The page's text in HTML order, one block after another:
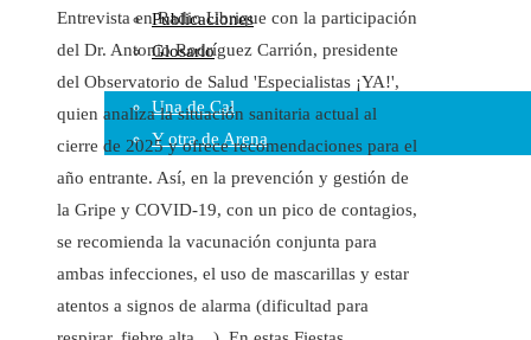
Humor
Cal y Arena
Una de Cal
Y otra de Arena
Noticias Sanitarias
Enlaces
Publicaciones
Glosario
Entrevista en Radio Ubrique con la participación
del Dr. Antonio Rodríguez Carrión, presidente
del Observatorio de Salud 'Especialistas ¡YA!',
quien analiza la situación sanitaria actual al
cierre de 2025 y ofrece recomendaciones para el
año entrante. Así, en la prevención y gestión de
la Gripe y COVID-19, con un pico de contagios,
se recomienda la vacunación conjunta para
ambas infecciones, el uso de mascarillas y estar
atentos a signos de alarma (dificultad para